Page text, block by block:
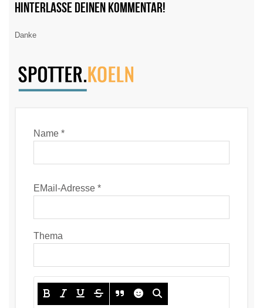
Hinterlasse deinen Kommentar!
Danke
Name *
EMail-Adresse *
Thema